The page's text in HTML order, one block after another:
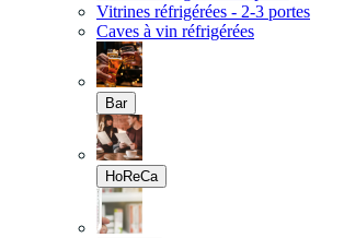
Vitrines réfrigérées - 2-3 portes
Caves à vin réfrigérées
Bar
HoReCa